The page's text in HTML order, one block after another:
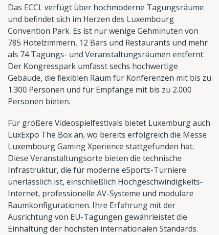
Das ECCL verfügt über hochmoderne Tagungsräume
und befindet sich im Herzen des Luxembourg
Convention Park. Es ist nur wenige Gehminuten von
785 Hotelzimmern, 12 Bars und Restaurants und mehr
als 74 Tagungs- und Veranstaltungsräumen entfernt.
Der Kongresspark umfasst sechs hochwertige
Gebäude, die flexiblen Raum für Konferenzen mit bis zu
1.300 Personen und für Empfänge mit bis zu 2.000
Personen bieten.
Für größere Videospielfestivals bietet Luxemburg auch
LuxExpo The Box an, wo bereits erfolgreich die Messe
Luxembourg Gaming Xperience stattgefunden hat.
Diese Veranstaltungsorte bieten die technische
Infrastruktur, die für moderne eSports-Turniere
unerlässlich ist, einschließlich Hochgeschwindigkeits-
Internet, professionelle AV-Systeme und modulare
Raumkonfigurationen. Ihre Erfahrung mit der
Ausrichtung von EU-Tagungen gewährleistet die
Einhaltung der höchsten internationalen Standards.